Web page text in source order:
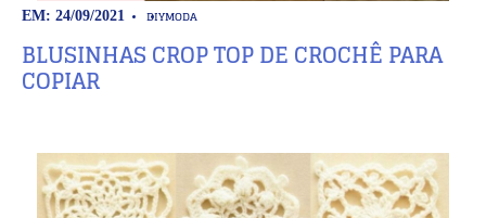
EM: 24/09/2021 DIYMODA
BLUSINHAS CROP TOP DE CROCHÊ PARA
COPIAR